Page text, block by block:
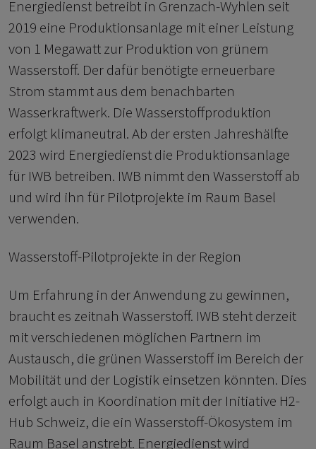
Energiedienst betreibt in Grenzach-Wyhlen seit
2019 eine Produktionsanlage mit einer Leistung
von 1 Megawatt zur Produktion von grünem
Wasserstoff. Der dafür benötigte erneuerbare
Strom stammt aus dem benachbarten
Wasserkraftwerk. Die Wasserstoffproduktion
erfolgt klimaneutral. Ab der ersten Jahreshälfte
2023 wird Energiedienst die Produktionsanlage
für IWB betreiben. IWB nimmt den Wasserstoff ab
und wird ihn für Pilotprojekte im Raum Basel
verwenden.
Wasserstoff-Pilotprojekte in der Region
Um Erfahrung in der Anwendung zu gewinnen,
braucht es zeitnah Wasserstoff. IWB steht derzeit
mit verschiedenen möglichen Partnern im
Austausch, die grünen Wasserstoff im Bereich der
Mobilität und der Logistik einsetzen könnten. Dies
erfolgt auch in Koordination mit der Initiative H2-
Hub Schweiz, die ein Wasserstoff-Ökosystem im
Raum Basel anstrebt. Energiedienst wird